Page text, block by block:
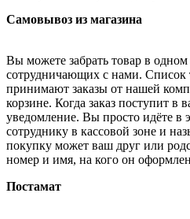
Самовывоз из магазина
Вы можете забрать товар в одном
сотрудничающих с нами. Список
принимают заказы от нашей
корзине. Когда заказ поступит в
уведомление. Вы просто идёте в
сотруднику в кассовой зоне и
покупку может ваш друг или
номер и имя, на кого он
Постамат